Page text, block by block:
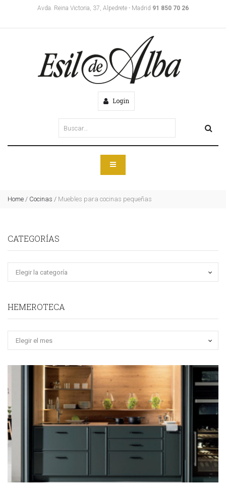
Avda. Reina Victoria, 37, Alpedrete - Madrid 91 850 70 26
Login
Home / Cocinas / Muebles para cocinas pequeñas
CATEGORÍAS
HEMEROTECA